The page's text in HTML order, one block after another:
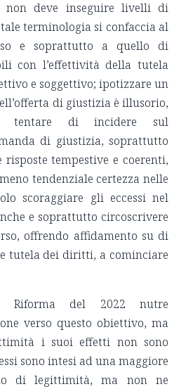
non deve inseguire livelli di
terminologia si confaccia al
e soprattutto a quello di
con l’effettività della tutela
e soggettivo; ipotizzare un
di giustizia è illusorio,
tentare di incidere sul
di giustizia, soprattutto
tempestive e coerenti,
tendenziale certezza nelle
scoraggiare gli eccessi nel
e soprattutto circoscrivere
offrendo affidamento su di
tutela dei diritti, a cominciare
Riforma del 2022 nutre
verso questo obiettivo, ma
i suoi effetti non sono
sono intesi ad una maggiore
di legittimità, ma non ne